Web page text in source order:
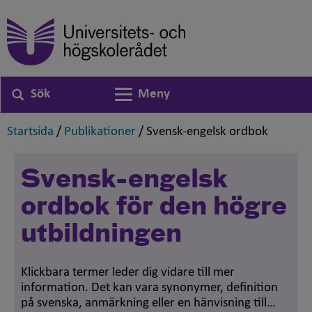
Sök
Växla navigering
Meny
Startsida ,
/ Publikationer ,
/ Svensk-engelsk ordbok
Svensk-engelsk
ordbok för den högre
utbildningen
Klickbara termer leder dig vidare till mer
information. Det kan vara synonymer, definition
på svenska, anmärkning eller en hänvisning till